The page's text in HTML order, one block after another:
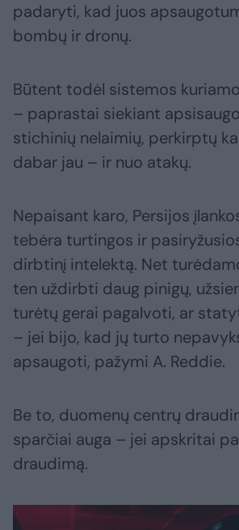
padaryti, kad juos
bombų ir dronų.
Būtent todėl sistemos
– paprastai siekiant
stichinių nelaimių, perkirptų
dabar jau – ir nuo atakų.
Nepaisant karo, Persijos
tebėra turtingos ir
dirbtinį intelektą. Net
ten uždirbti daug pinigų,
turėtų gerai pagalvoti, ar
– jei bijo, kad jų turto
apsaugoti, pažymi A. Reddie.
Be to, duomenų centrų
sparčiai auga – jei apskritai
draudimą.